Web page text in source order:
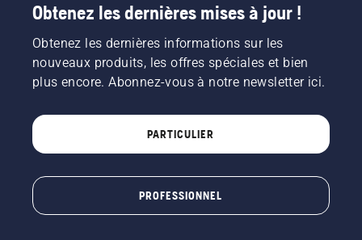
Obtenez les dernières mises à jour !
Obtenez les dernières informations sur les
nouveaux produits, les offres spéciales et bien
plus encore. Abonnez-vous à notre newsletter ici.
PARTICULIER
PROFESSIONNEL